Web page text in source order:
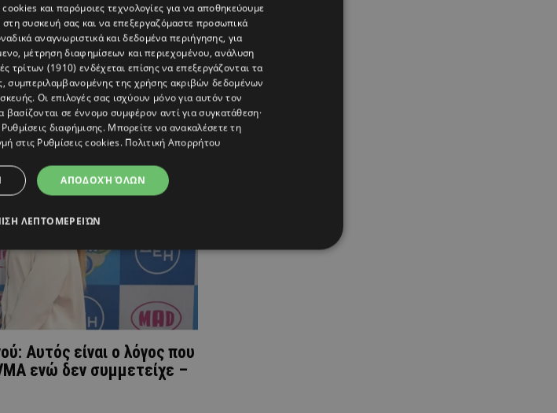
Aυτός είναι ο λόγος που
ενώ δεν συμμετείχε –
και παρόμοιες τεχνολογίες για να αποθηκεύουμε
συσκευή σας και να επεξεργαζόμαστε προσωπικά
αναγνωριστικά και δεδομένα περιήγησης, για
μέτρηση διαφημίσεων και περιεχομένου, ανάλυση
τρίτων (1910) ενδέχεται επίσης να επεξεργάζονται τα
συμπεριλαμβανομένης της χρήσης ακριβών δεδομένων
Οι επιλογές σας ισχύουν μόνο για αυτόν τον
σε έννομο συμφέρον αντί για συγκατάθεση·
Ρυθμίσεις διαφήμισης. Μπορείτε να ανακαλέσετε τη
στις Ρυθμίσεις cookies. Πολιτική Απορρήτου
ΑΠΟΔΟΧΉ ΌΛΩΝ
ΛΕΠΤΟΜΕΡΕΙΏΝ